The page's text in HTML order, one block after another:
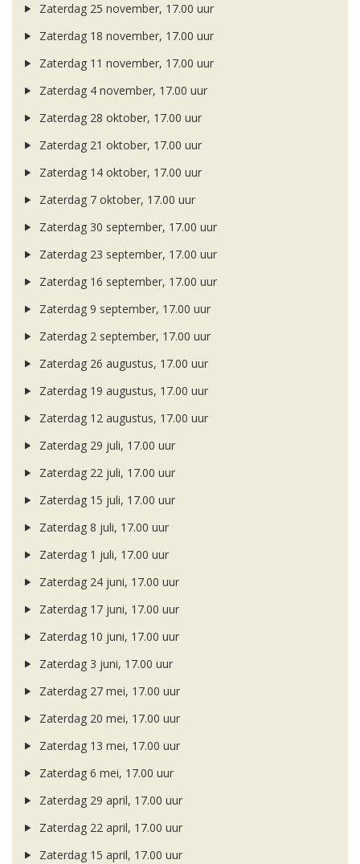
Zaterdag 25 november, 17.00 uur
Zaterdag 18 november, 17.00 uur
Zaterdag 11 november, 17.00 uur
Zaterdag 4 november, 17.00 uur
Zaterdag 28 oktober, 17.00 uur
Zaterdag 21 oktober, 17.00 uur
Zaterdag 14 oktober, 17.00 uur
Zaterdag 7 oktober, 17.00 uur
Zaterdag 30 september, 17.00 uur
Zaterdag 23 september, 17.00 uur
Zaterdag 16 september, 17.00 uur
Zaterdag 9 september, 17.00 uur
Zaterdag 2 september, 17.00 uur
Zaterdag 26 augustus, 17.00 uur
Zaterdag 19 augustus, 17.00 uur
Zaterdag 12 augustus, 17.00 uur
Zaterdag 29 juli, 17.00 uur
Zaterdag 22 juli, 17.00 uur
Zaterdag 15 juli, 17.00 uur
Zaterdag 8 juli, 17.00 uur
Zaterdag 1 juli, 17.00 uur
Zaterdag 24 juni, 17.00 uur
Zaterdag 17 juni, 17.00 uur
Zaterdag 10 juni, 17.00 uur
Zaterdag 3 juni, 17.00 uur
Zaterdag 27 mei, 17.00 uur
Zaterdag 20 mei, 17.00 uur
Zaterdag 13 mei, 17.00 uur
Zaterdag 6 mei, 17.00 uur
Zaterdag 29 april, 17.00 uur
Zaterdag 22 april, 17.00 uur
Zaterdag 15 april, 17.00 uur